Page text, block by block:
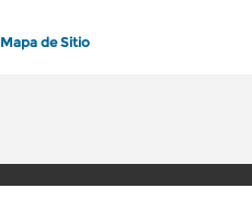
Mapa de Sitio